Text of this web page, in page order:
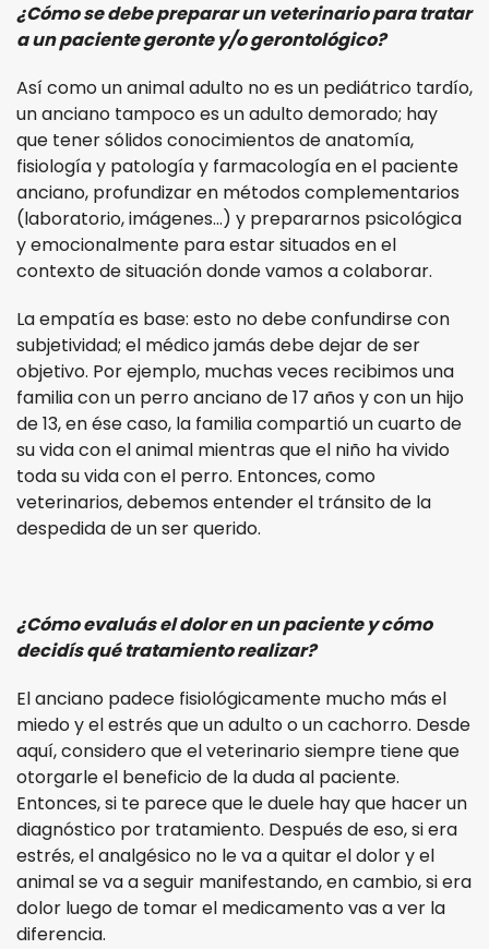
¿Cómo se debe preparar un veterinario para tratar
a un paciente geronte y/o gerontológico?
Así como un animal adulto no es un pediátrico tardío,
un anciano tampoco es un adulto demorado; hay
que tener sólidos conocimientos de anatomía,
fisiología y patología y farmacología en el paciente
anciano, profundizar en métodos complementarios
(laboratorio, imágenes…) y prepararnos psicológica
y emocionalmente para estar situados en el
contexto de situación donde vamos a colaborar.
La empatía es base: esto no debe confundirse con
subjetividad; el médico jamás debe dejar de ser
objetivo. Por ejemplo, muchas veces recibimos una
familia con un perro anciano de 17 años y con un hijo
de 13, en ése caso, la familia compartió un cuarto de
su vida con el animal mientras que el niño ha vivido
toda su vida con el perro. Entonces, como
veterinarios, debemos entender el tránsito de la
despedida de un ser querido.
¿Cómo evaluás el dolor en un paciente y cómo
decidís qué tratamiento realizar?
El anciano padece fisiológicamente mucho más el
miedo y el estrés que un adulto o un cachorro. Desde
aquí, considero que el veterinario siempre tiene que
otorgarle el beneficio de la duda al paciente.
Entonces, si te parece que le duele hay que hacer un
diagnóstico por tratamiento. Después de eso, si era
estrés, el analgésico no le va a quitar el dolor y el
animal se va a seguir manifestando, en cambio, si era
dolor luego de tomar el medicamento vas a ver la
diferencia.